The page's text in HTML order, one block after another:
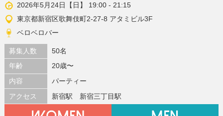
2026年5月24日【日】 19:00 - 21:15
東京都新宿区歌舞伎町2-27-8 アタミビル3F
ベロベロバー
募集人数
50名
年齢
20歳〜
内容
パーティー
アクセス
新宿駅 新宿三丁目駅